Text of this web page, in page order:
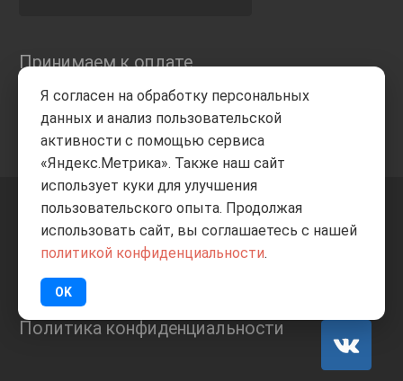
Принимаем к оплате
+7 8332205-805 ВВЕРХ
ИП Баранов А.С. 2026
Политика конфиденциальности
Я согласен на обработку персональных
данных и анализ пользовательской
активности с помощью сервиса
«Яндекс.Метрика». Также наш сайт
использует куки для улучшения
пользовательского опыта. Продолжая
использовать сайт, вы соглашаетесь с нашей
политикой конфиденциальности.
OK